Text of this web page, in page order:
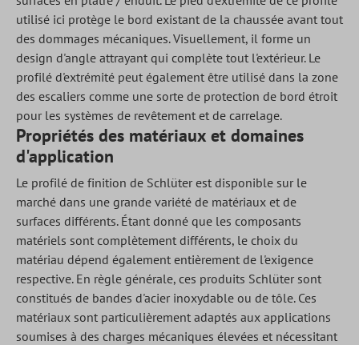
utilisé ici protège le bord existant de la chaussée avant tout
des dommages mécaniques. Visuellement, il forme un
design d'angle attrayant qui complète tout l'extérieur. Le
profilé d'extrémité peut également être utilisé dans la zone
des escaliers comme une sorte de protection de bord étroit
pour les systèmes de revêtement et de carrelage.
Propriétés des matériaux et domaines
d'application
Le profilé de finition de Schlüter est disponible sur le
marché dans une grande variété de matériaux et de
surfaces différents. Étant donné que les composants
matériels sont complètement différents, le choix du
matériau dépend également entièrement de l'exigence
respective. En règle générale, ces produits Schlüter sont
constitués de bandes d'acier inoxydable ou de tôle. Ces
matériaux sont particulièrement adaptés aux applications
soumises à des charges mécaniques élevées et nécessitant